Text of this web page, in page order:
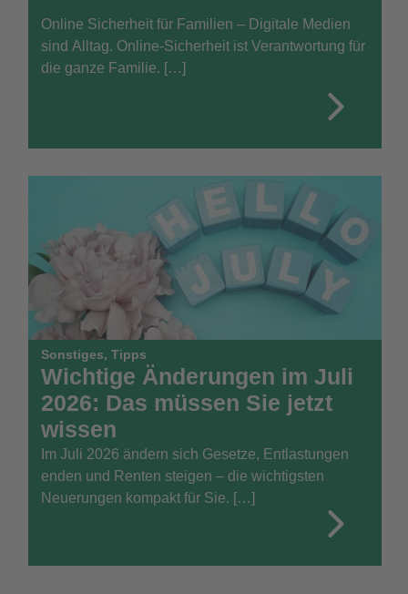
Online Sicherheit für Familien – Digitale Medien
sind Alltag. Online-Sicherheit ist Verantwortung für
die ganze Familie. […]
Sonstiges, Tipps
Wichtige Änderungen im Juli
2026: Das müssen Sie jetzt
wissen
Im Juli 2026 ändern sich Gesetze, Entlastungen
enden und Renten steigen – die wichtigsten
Neuerungen kompakt für Sie. […]